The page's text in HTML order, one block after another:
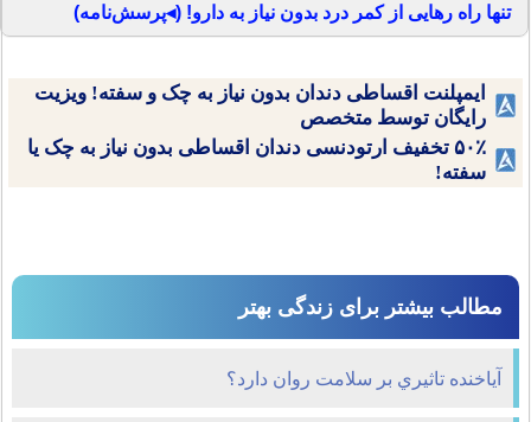
تنها راه رهایی از کمر درد بدون نیاز به دارو! (◂پرسش‌نامه)
ایمپلنت اقساطی دندان بدون نیاز به چک و سفته! ویزیت
رایگان توسط متخصص
۵۰٪ تخفیف ارتودنسی دندان اقساطی بدون نیاز به چک یا
سفته!
مطالب بیشتر برای زندگی بهتر
آیاخنده تاثيري بر سلامت روان دارد؟